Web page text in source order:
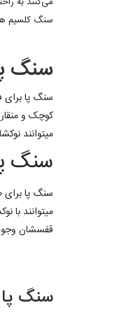
سنگ کلسیم
سنگ
سنگ پا برای
کوچک و
میتوانند
سنگ
سنگ پا
میتوانند
قفسشان
سنگ